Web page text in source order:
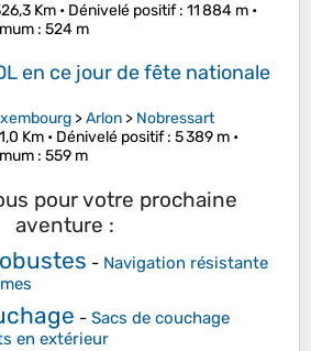
Km • Dénivelé positif: 11 884 m •
: 524 m
en ce jour de fête nationale
>Arlon > Nobressart
Km • Dénivelé positif: 5 389 m •
: 559 m
pour votre prochaine
aventure :
- Navigation résistante
- Sacs de couchage
en extérieur